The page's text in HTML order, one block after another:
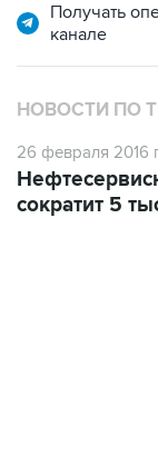
Получать
канале
НОВОСТИ ПО
26 февраля 2016
сократит 5